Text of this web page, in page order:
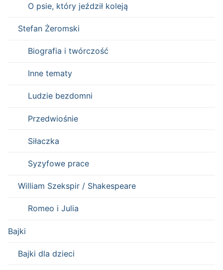
O psie, który jeździł koleją
Stefan Żeromski
Biografia i twórczość
Inne tematy
Ludzie bezdomni
Przedwiośnie
Siłaczka
Syzyfowe prace
William Szekspir / Shakespeare
Romeo i Julia
Bajki
Bajki dla dzieci